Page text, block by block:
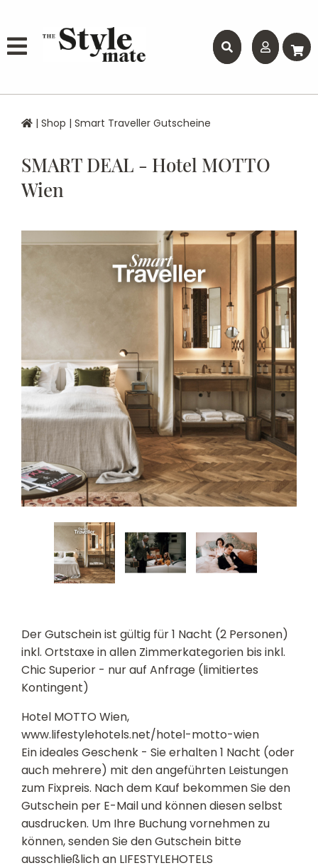
| Shop | Smart Traveller Gutscheine
SMART DEAL - Hotel MOTTO
Wien
Der Gutschein ist gültig für 1 Nacht (2 Personen)
inkl. Ortstaxe in allen Zimmerkategorien bis inkl.
Chic Superior - nur auf Anfrage (limitiertes
Kontingent)
Hotel MOTTO Wien,
www.lifestylehotels.net/hotel-motto-wien
Ein ideales Geschenk - Sie erhalten 1 Nacht (oder
auch mehrere) mit den angeführten Leistungen
zum Fixpreis. Nach dem Kauf bekommen Sie den
Gutschein per E-Mail und können diesen selbst
ausdrucken. Um Ihre Buchung vornehmen zu
können, senden Sie den Gutschein bitte
ausschließlich an LIFESTYLEHOTELS